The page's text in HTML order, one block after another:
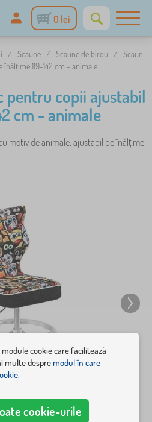
0 lei
/ Scaune / Scaune de birou / Scaun
119-142 cm - animale
pentru copii ajustabil
cm - animale
motiv de animale, ajustabil pe înălțime
cookie care facilitează
multe despremodul în care
cookie-urile